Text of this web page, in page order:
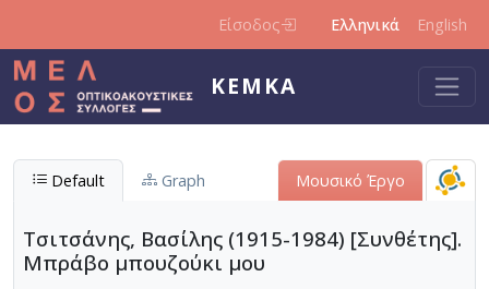
Είσοδος Ελληνικά English
ΚΕΜΚΑ
Default Graph Μουσικό Έργο
Τσιτσάνης, Βασίλης (1915-1984) [Συνθέτης].
Μπράβο μπουζούκι μου